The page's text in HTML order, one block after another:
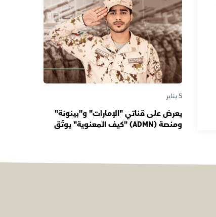
5 يناير
يعرض على قناتي "الإمارات" و"بينونة"
ومنصة (ADMN) "كيف المعنوية" يوثّق